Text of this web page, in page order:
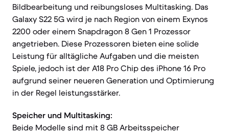
Bildbearbeitung und reibungsloses Multitasking. Das
Galaxy S22 5G wird je nach Region von einem Exynos
2200 oder einem Snapdragon 8 Gen 1 Prozessor
angetrieben. Diese Prozessoren bieten eine solide
Leistung für alltägliche Aufgaben und die meisten
Spiele, jedoch ist der A18 Pro Chip des iPhone 16 Pro
aufgrund seiner neueren Generation und Optimierung
in der Regel leistungsstärker.
Speicher und Multitasking:
Beide Modelle sind mit 8 GB Arbeitsspeicher